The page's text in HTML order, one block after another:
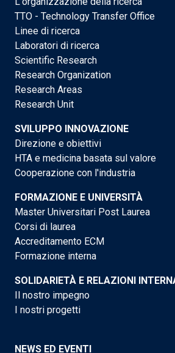
TTO - Technology Transfer Office
Linee di ricerca
Laboratori di ricerca
Scientific Research
Research Organization
Research Areas
Research Unit
SVILUPPO INNOVAZIONE
Direzione e obiettivi
HTA e medicina basata sul valore
Cooperazione con l'industria
FORMAZIONE E UNIVERSITÀ
Master Universitari Post Laurea
Corsi di laurea
Accreditamento ECM
Formazione interna
SOLIDARIETÀ E RELAZIONI
Il nostro impegno
I nostri progetti
NEWS ED EVENTI